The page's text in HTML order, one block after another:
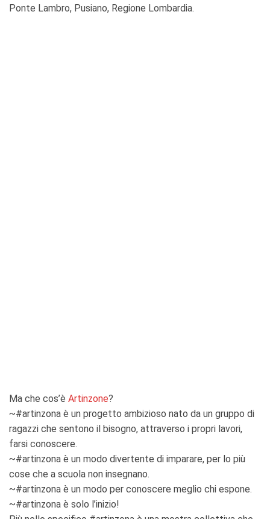
Ponte Lambro, Pusiano, Regione Lombardia.
Ma che cos’è Artinzone?
~#artinzona è un progetto ambizioso nato da un gruppo di
ragazzi che sentono il bisogno, attraverso i propri lavori,
farsi conoscere.
~#artinzona è un modo divertente di imparare, per lo più
cose che a scuola non insegnano.
~#artinzona è un modo per conoscere meglio chi espone.
~#artinzona è solo l’inizio!